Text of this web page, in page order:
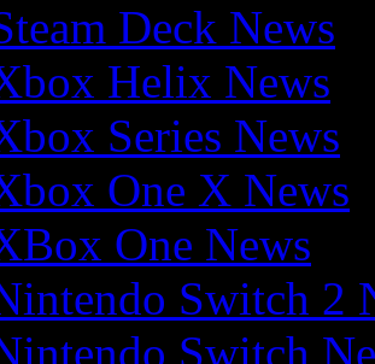
Deck News
Helix News
Series News
One X News
One News
Switch 2
Switch